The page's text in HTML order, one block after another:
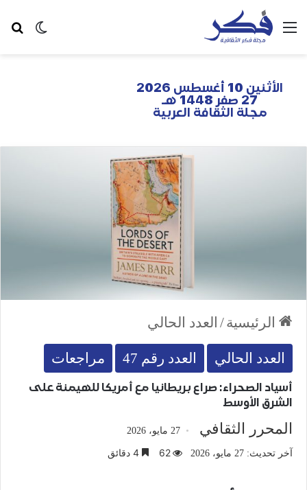
الأثنين 10 أغسطس 2026
27 صفر 1448 هـ
مجلة الثقافة العربية
الرئيسية/ العدد الحالي
العدد الحالي العدد رقم 47 مراجعات
أسياد الصحراء: صراع بريطانيا مع أمريكا للهيمنة على
الشرق الأوسط
المحرر الثقافي 27 مايو، 2026
آخر تحديث: 27 مايو، 2026 62